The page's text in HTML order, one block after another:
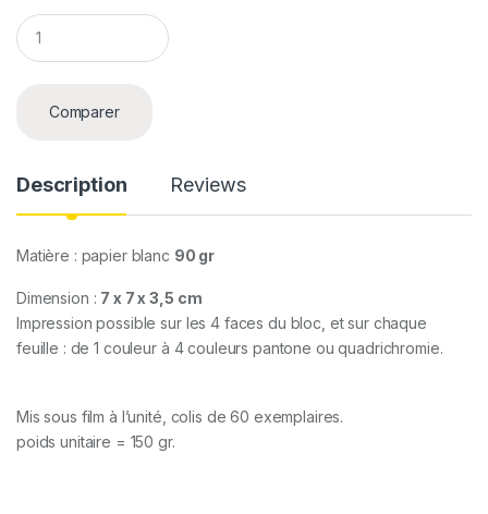
Q
u
a
Comparer
Description Reviews
Matière : papier blanc 90 gr
Dimension : 7 x 7 x 3,5 cm
Impression possible sur les 4 faces du bloc, et sur chaque
feuille : de 1 couleur à 4 couleurs pantone ou quadrichromie.
Mis sous film à l’unité, colis de 60 exemplaires.
poids unitaire = 150 gr.